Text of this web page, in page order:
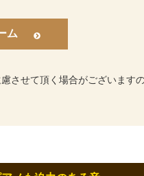
ム
させて頂く場合がございます